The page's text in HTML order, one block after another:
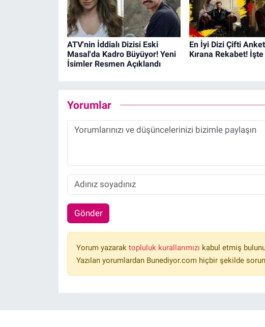
ATV'nin İddialı Dizisi Eski
Masal'da Kadro Büyüyor! Yeni
İsimler Resmen Açıklandı
En İyi Dizi Çifti
Kırana Rekabet!
Yorumlar
Gönder
Yorum yazarak topluluk kurallarımızı kabul etmiş
Yazılan yorumlardan Bunediyor.com hiçbir şekilde